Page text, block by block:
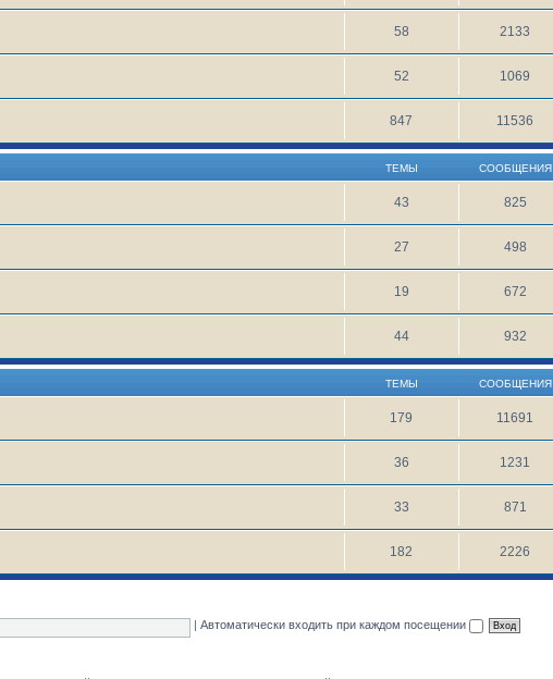
58 2133
52 1069
847 11536
ТЕМЫ СООБЩЕНИЯ
43 825
27 498
19 672
44 932
ТЕМЫ СООБЩЕНИЯ
179 11691
36 1231
33 871
182 2226
|Автоматически входить при каждом посещении